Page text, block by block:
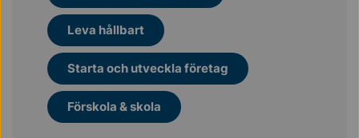
Leva hållbart
Starta och utveckla företag
Förskola & skola